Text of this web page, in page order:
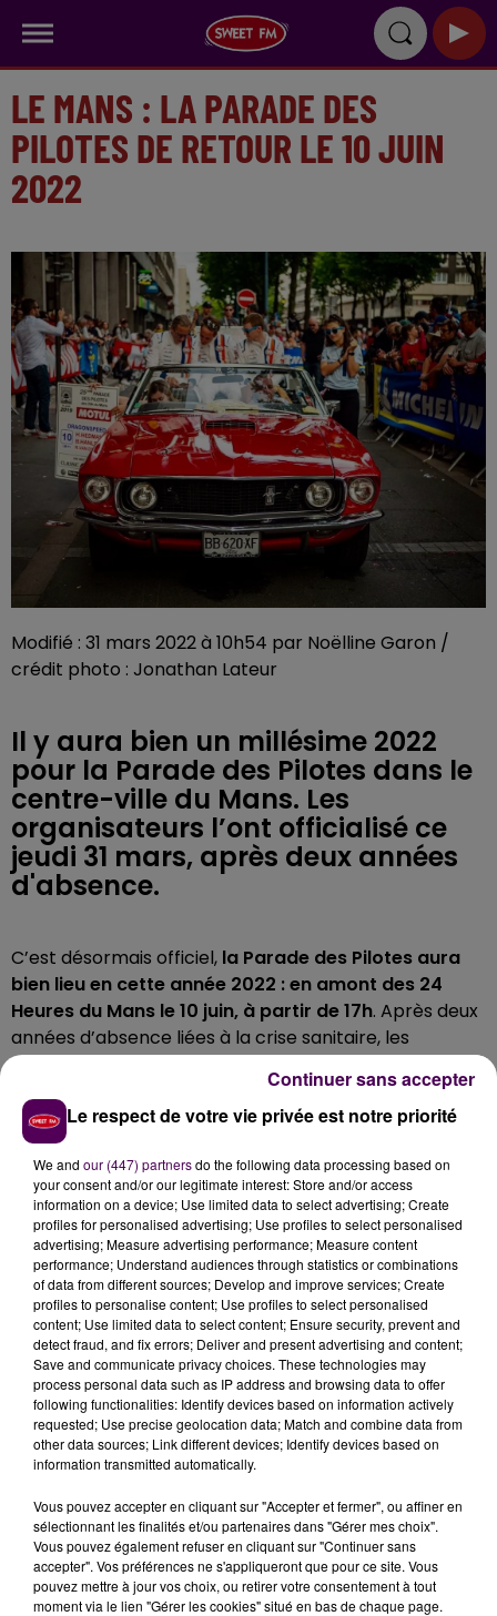
LE MANS : LA PARADE DES
PILOTES DE RETOUR LE 10 JUIN
2022
Modifié : 31 mars 2022 à 10h54 par Noëlline Garon /
crédit photo : Jonathan Lateur
Il y aura bien un millésime 2022
pour la Parade des Pilotes dans le
centre-ville du Mans. Les
organisateurs l’ont officialisé ce
jeudi 31 mars, après deux années
d'absence.
C’est désormais officiel, la Parade des Pilotes aura
bien lieu en cette année 2022 : en amont des 24
Heures du Mans le 10 juin, à partir de 17h. Après deux
années d’absence liées à la crise sanitaire, les
équipages engagés dans la course seront donc à
nouveau invités à déambuler en public le long d'un
itinéraire dessiné dans les rues du centre-ville de la
capitale sarthoise. L’association
organisatrice, fait savoir ce jeudi 31 mars qu’elle
peaufine l’édition 2022 avec les services de la ville du
Mans et de Le Mans Métropole.
7 août 2026
Gagnez vos pass pour le V and B Fest' 2026 !
Le respect de votre vie privée est notre priorité
We and our (447) partnersdo the following data processing based on
your consent and/or our legitimate interest: Store and/or access
information on a device; Use limited data to select advertising; Create
profiles for personalised advertising; Use profiles to select personalised
advertising; Measure advertising performance; Measure content
performance; Understand audiences through statistics or combinations
of data from different sources; Develop and improve services; Create
profiles to personalise content; Use profiles to select personalised
content; Use limited data to select content; Ensure security, prevent and
detect fraud, and fix errors; Deliver and present advertising and content;
Save and communicate privacy choices. These technologies may
process personal data such as IP address and browsing data to offer
following functionalities: Identify devices based on information actively
requested; Use precise geolocation data; Match and combine data from
other data sources; Link different devices; Identify devices based on
information transmitted automatically.
Vous pouvez accepter en cliquant sur "Accepter et fermer", ou affiner en
sélectionnant les finalités et/ou partenaires dans "Gérer mes choix".
Vous pouvez également refuser en cliquant sur "Continuer sans
accepter". Vos préférences ne s'appliqueront que pour ce site. Vous
pouvez mettre à jour vos choix, ou retirer votre consentement à tout
moment via le lien "Gérer les cookies" situé en bas de chaque page.
Continuer sans accepter